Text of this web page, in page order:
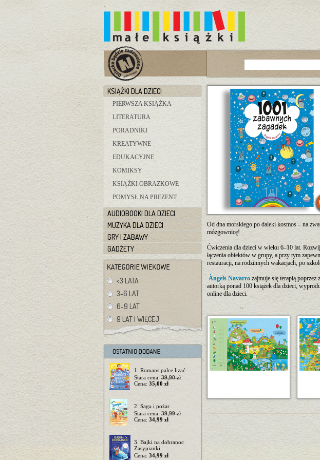
KSIĄŻKI DLA DZIECI
PIERWSZA KSIĄŻKA
LITERATURA
PORADNIKI
KREATYWNE
EDUKACYJNE
KOMIKSY
KSIĄŻKI OBRAZKOWE
POMYSŁ NA PREZENT
AUDIOBOOKI DLA DZIECI
MUZYKA DLA DZIECI
GRY I ZABAWY
GADŻETY
<3 LATA
3-6 LAT
6-9 LAT
9 LAT I WIĘCEJ
1. Romans palce lizać
Stara cena: 39,90 zł
Cena: 35,00 zł
2. Saga i pożar
Stara cena: 39,99 zł
Cena: 34,99 zł
3. Bajki na dobranoc
Zasypianki
Cena: 34,99 zł
Od dna morskiego po daleki kosmos – na
mózgownicę!
Ćwiczenia dla dzieci w wieku 6–10 lat.
łączenia obiektów w grupy, a przy tym
restauracji, na rodzinnych wakacjach, po
Àngels Navarro zajmuje się terapią poprzez
autorką ponad 100 książek dla dzieci,
online dla dzieci.